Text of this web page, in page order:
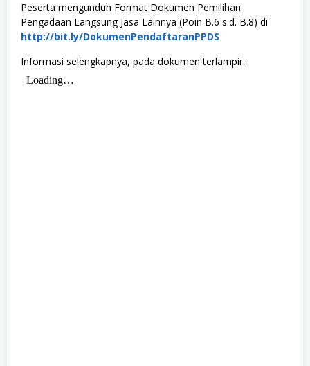
Peserta mengunduh Format Dokumen Pemilihan
Pengadaan Langsung Jasa Lainnya (Poin B.6 s.d. B.8) di
http://bit.ly/DokumenPendaftaranPPDS
Informasi selengkapnya, pada dokumen terlampir: